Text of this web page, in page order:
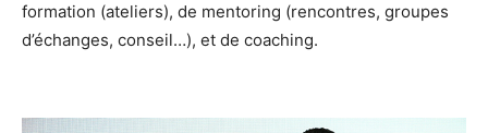
formation (ateliers), de mentoring (rencontres, groupes
d’échanges, conseil…), et de coaching.